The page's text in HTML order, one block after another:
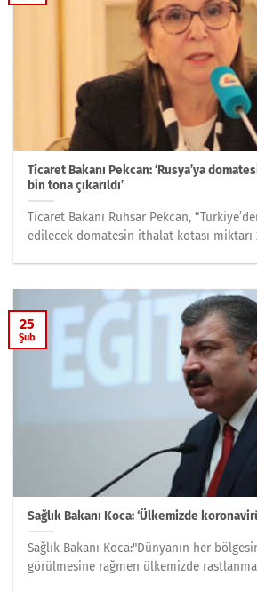
Ticaret Bakanı Pekcan: ‘Rusya’ya
bin tona çıkarıldı’
Ticaret Bakanı Ruhsar Pekcan,
edilecek domatesin ithalat kotası
Sağlık Bakanı Koca: ‘Ülkemizde
Sağlık Bakanı Koca:"Dünyanın her
görülmesine rağmen ülkemizde
25
Şub